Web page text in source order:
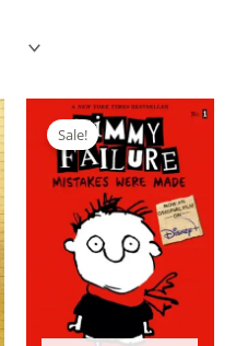
Sale!